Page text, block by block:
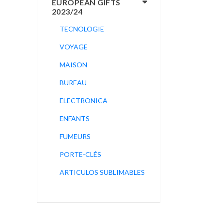
EUROPEAN GIFTS
2023/24
TECNOLOGIE
VOYAGE
MAISON
BUREAU
ELECTRONICA
ENFANTS
FUMEURS
PORTE-CLÉS
ARTICULOS SUBLIMABLES